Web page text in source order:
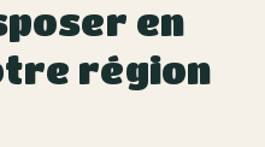
en
région